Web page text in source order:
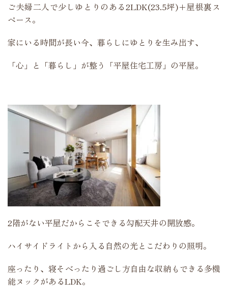
ご夫婦二人で少しゆとりのある2LDK(23.5坪)+屋根裏ス
ペース。
家にいる時間が長い今、暮らしにゆとりを生み出す、
「心」と「暮らし」が整う「平屋住宅工房」の平屋。
2階がない平屋だからこそできる勾配天井の開放感。
ハイサイドライトから入る自然の光とこだわりの照明。
座ったり、寝そべったり過ごし方自由な収納もできる多機
能ヌックがあるLDK。